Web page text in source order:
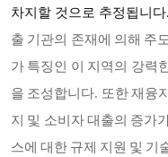
차지할 것으로 추정됩니다.
출 기관의 존재에 의해 주
가 특징인 이 지역의 강력
을 조성합니다. 또한 재융
지 및 소비자 대출의 증가
스에 대한 규제 지원 및 기